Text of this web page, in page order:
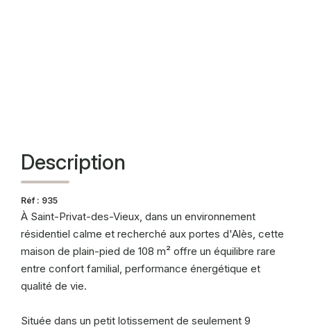
Description
Réf : 935
À Saint-Privat-des-Vieux, dans un environnement
résidentiel calme et recherché aux portes d'Alès, cette
maison de plain-pied de 108 m² offre un équilibre rare
entre confort familial, performance énergétique et
qualité de vie.
Située dans un petit lotissement de seulement 9